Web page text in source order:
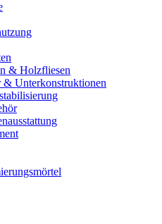
& Holzfliesen
& Unterkonstruktionen